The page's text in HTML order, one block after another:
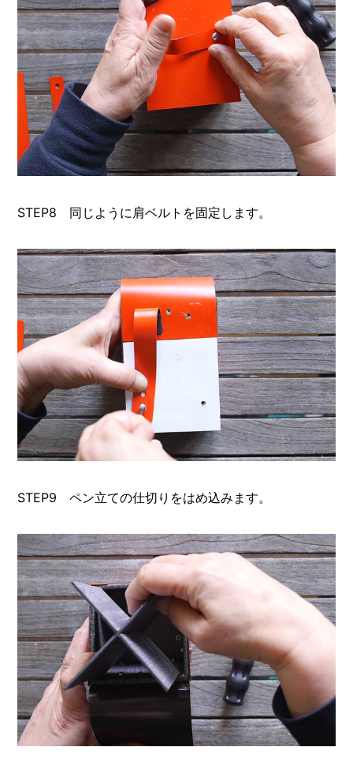
STEP8 同じように肩ベルトを固定します。
STEP9 ペン立ての仕切りをはめ込みます。